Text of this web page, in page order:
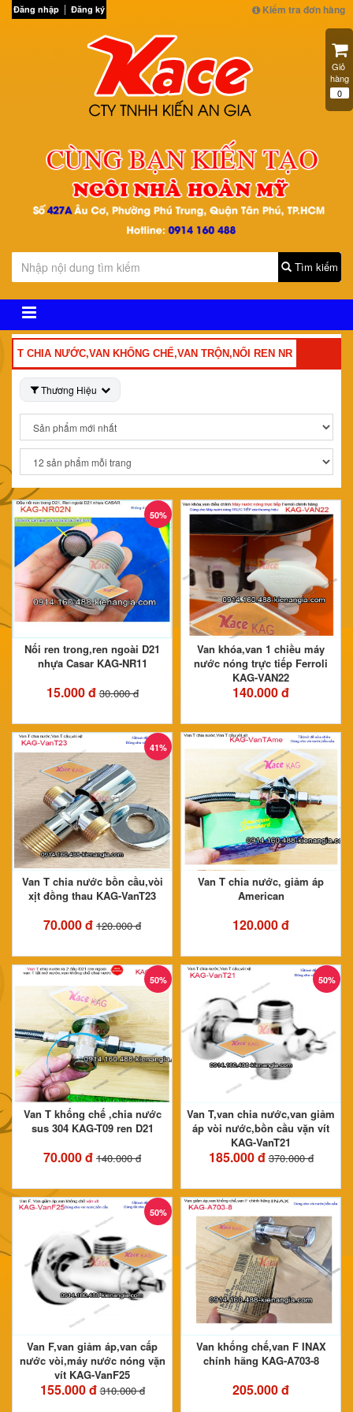
Đăng nhập Đăng ký Kiểm tra đơn hàng
Tìm kiếm
T CHIA NƯỚC,VAN KHỐNG CHẾ,VAN TRỘN,NỐI REN NR
Thương Hiệu
50%
Nối ren trong,ren ngoài D21
nhựa Casar KAG-NR11
15.000 đ 30.000 đ
Van khóa,van 1 chiều máy
nước nóng trực tiếp Ferroli
KAG-VAN22
140.000 đ
41%
Van T chia nước bồn cầu,vòi
xịt đồng thau KAG-VanT23
70.000 đ 120.000 đ
Van T chia nước, giảm áp
American
120.000 đ
50%
Van T khống chế ,chia nước
sus 304 KAG-T09 ren D21
70.000 đ 140.000 đ
50%
Van T,van chia nước,van giảm
áp vòi nước,bồn cầu vặn vít
KAG-VanT21
185.000 đ 370.000 đ
50%
Van F,van giảm áp,van cấp
nước vòi,máy nước nóng vặn
vít KAG-VanF25
155.000 đ 310.000 đ
Van khống chế,van F INAX
chính hãng KAG-A703-8
205.000 đ
Giỏ
hàng
0